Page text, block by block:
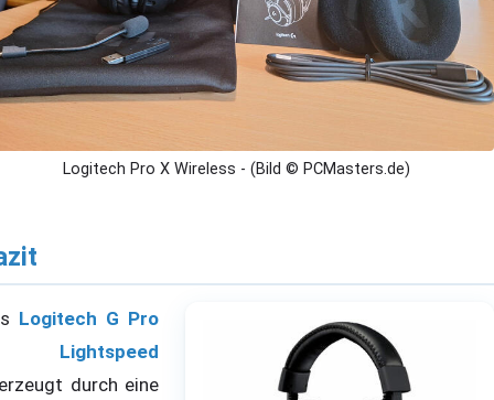
Logitech Pro X Wireless - (Bild © PCMasters.de)
Logitech G Pro
Lightspeed
durch eine